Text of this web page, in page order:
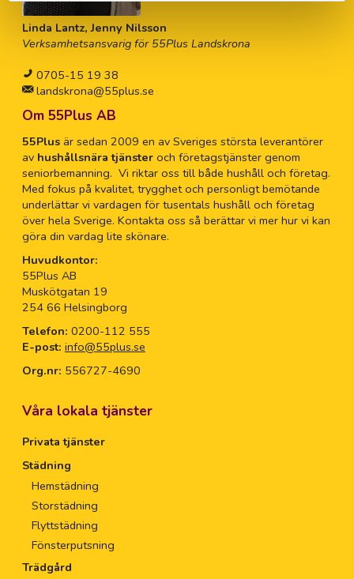
Linda Lantz, Jenny Nilsson
Verksamhetsansvarig för 55Plus Landskrona
0705-15 19 38
landskrona@55plus.se
Om 55Plus AB
55Plusär sedan 2009 en av Sveriges största leverantörer
av hushållsnära tjänsteroch företagstjänster genom
seniorbemanning. Vi riktar oss till både hushåll och företag.
Med fokus på kvalitet, trygghet och personligt bemötande
underlättar vi vardagen för tusentals hushåll och företag
över hela Sverige. Kontakta oss så berättar vi mer hur vi kan
göra din vardag lite skönare.
Huvudkontor:
55Plus AB
Muskötgatan 19
254 66 Helsingborg
Telefon: 0200-112 555
E-post: info@55plus.se
Org.nr: 556727-4690
Våra lokala tjänster
Privata tjänster
Städning
Hemstädning
Storstädning
Flyttstädning
Fönsterputsning
Trädgård